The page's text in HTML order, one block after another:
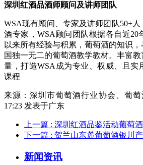
深圳红酒品酒师顾问及讲师团队
WSA现有顾问、专家及讲师团队50+
酒专家，WSA顾问团队根据各自近20
以来所有经验与积累，葡萄酒的知识
国独一无二的葡萄酒教学教材。丰富
量，打造WSA成为专业、权威、且实
课程
来源：深圳市葡萄酒行业协会、葡萄
17:23 发表于广东
上一篇 : 深圳红酒品鉴活动葡萄
下一篇 : 贺兰山东麓葡萄酒银川
新闻资讯